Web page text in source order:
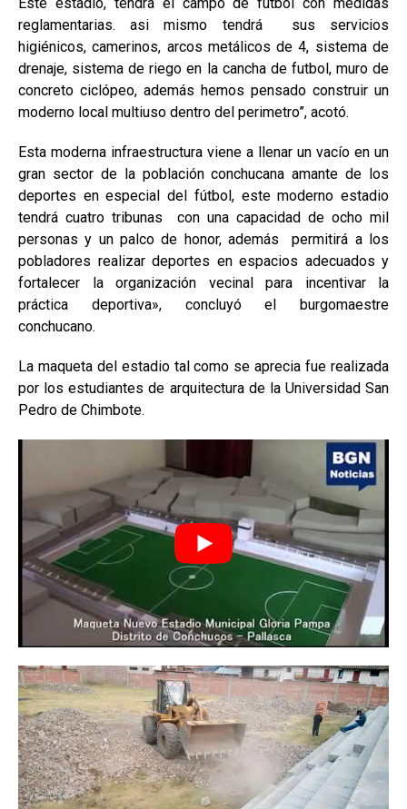
reglamentarias. asi mismo tendrá sus servicios
higiénicos, camerinos, arcos metálicos de 4, sistema de
drenaje, sistema de riego en la cancha de futbol, muro de
concreto ciclópeo, además hemos pensado construir un
moderno local multiuso dentro del perimetro”, acotó.
Esta moderna infraestructura viene a llenar un vacío en un
gran sector de la población conchucana amante de los
deportes en especial del fútbol, este moderno estadio
tendrá cuatro tribunas con una capacidad de ocho mil
personas y un palco de honor, además permitirá a los
pobladores realizar deportes en espacios adecuados y
fortalecer la organización vecinal para incentivar la
práctica deportiva», concluyó el burgomaestre
conchucano.
La maqueta del estadio tal como se aprecia fue realizada
por los estudiantes de arquitectura de la Universidad San
Pedro de Chimbote.